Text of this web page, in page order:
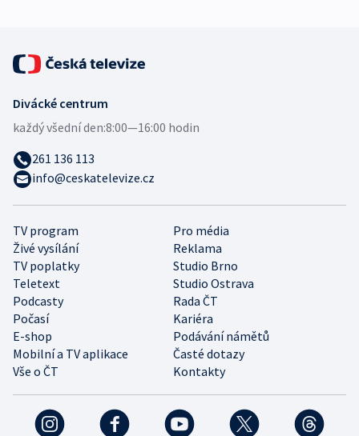
TV program
Pro média
Živé vysílání
Reklama
TV poplatky
Studio Brno
Teletext
Studio Ostrava
Podcasty
Rada ČT
Počasí
Kariéra
E-shop
Podávání námětů
Mobilní a TV aplikace
Časté dotazy
Vše o ČT
Kontakty
Divácké centrum
každý všední den:8:00—16:00 hodin
261 136 113
info@ceskatelevize.cz